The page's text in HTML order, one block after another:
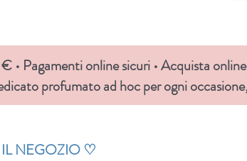
• Pagamenti online sicuri • Acquista
profumato ad hoc per ogni
IL NEGOZIO ♡